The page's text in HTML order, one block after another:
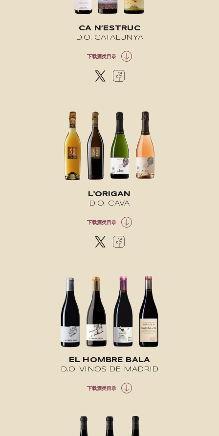
CA N’ESTRUC
D.O. CATALUNYA
下载酒类目录
L'ORIGAN
D.O. CAVA
下载酒类目录
EL HOMBRE BALA
D.O. VINOS DE MADRID
下载酒类目录